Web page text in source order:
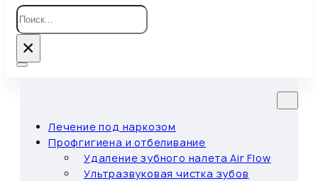
Поиск
×
Лечение под наркозом
Профгигиена и отбеливание
Удаление зубного налета Air Flow
Ультразвуковая чистка зубов